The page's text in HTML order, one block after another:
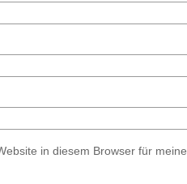
in diesem Browser für